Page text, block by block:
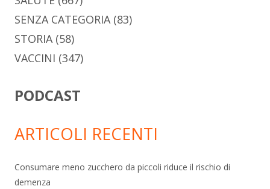
SENZA CATEGORIA(83)
STORIA(58)
VACCINI (347)
PODCAST
ARTICOLI RECENTI
Consumare meno zucchero da piccoli riduce il rischio di
demenza